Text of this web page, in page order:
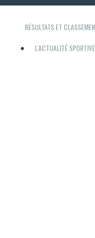
RÉSULTATS ET
L'ACTUALITÉ